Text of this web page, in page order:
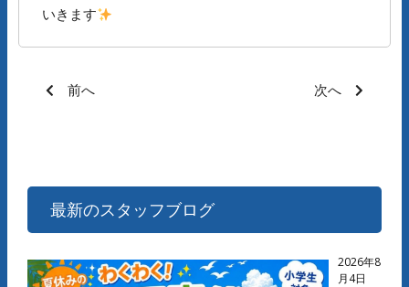
いきます
前へ 次へ
最新のスタッフブログ
2026年8
月4日